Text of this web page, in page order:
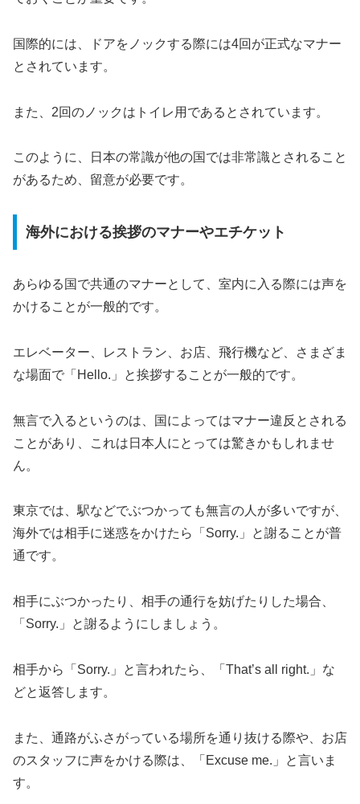
国際的には、ドアをノックする際には4回が正式なマナー
とされています。
また、2回のノックはトイレ用であるとされています。
このように、日本の常識が他の国では非常識とされること
があるため、留意が必要です。
海外における挨拶のマナーやエチケット
あらゆる国で共通のマナーとして、室内に入る際には声を
かけることが一般的です。
エレベーター、レストラン、お店、飛行機など、さまざま
な場面で「Hello.」と挨拶することが一般的です。
無言で入るというのは、国によってはマナー違反とされる
ことがあり、これは日本人にとっては驚きかもしれませ
ん。
東京では、駅などでぶつかっても無言の人が多いですが、
海外では相手に迷惑をかけたら「Sorry.」と謝ることが普
通です。
相手にぶつかったり、相手の通行を妨げたりした場合、
「Sorry.」と謝るようにしましょう。
相手から「Sorry.」と言われたら、「That’s all right.」な
どと返答します。
また、通路がふさがっている場所を通り抜ける際や、お店
のスタッフに声をかける際は、「Excuse me.」と言いま
す。